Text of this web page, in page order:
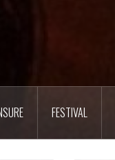
FESTIVAL